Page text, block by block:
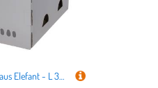
Kerbl Pet Katzenkratzhaus Elefant - L 35 x B 35 x H 39 cm